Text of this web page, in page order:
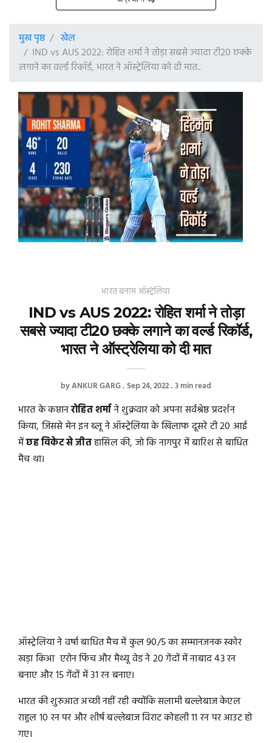
मुख पृष्ठ
खेल
IND vs AUS 2022: रोहित शर्मा ने तोड़ा सबसे ज्यादा टी20 छक्के
लगाने का वर्ल्ड रिकॉर्ड, भारत ने ऑस्ट्रेलिया को दी मात..
भारत बनाम ऑस्ट्रेलिया
IND vs AUS 2022: रोहित शर्मा ने तोड़ा
सबसे ज्यादा टी20 छक्के लगाने का वर्ल्ड रिकॉर्ड,
भारत ने ऑस्ट्रेलिया को दी मात
byANKUR GARG Sep 24, 2022 3 min read
भारत के कप्तानरोहित शर्माने शुक्रवार को अपना सर्वश्रेष्ठ प्रदर्शन
किया, जिससे मेन इन ब्लू ने ऑस्ट्रेलिया के खिलाफ दूसरे टी 20 आई
मेंछह विकेट से जीतहासिल की, जो कि नागपुर में बारिश से बाधित
मैच था।
ऑस्ट्रेलिया ने वर्षा बाधित मैच में कुल 90/5 का सम्मानजनक स्कोर
खड़ा किआ एरोन फिंच और मैथ्यू वेड ने 20 गेंदों में नाबाद 43 रन
बनाए और 15 गेंदों में 31 रन बनाए।
भारत की शुरुआत अच्छी नहीं रही क्योंकि सलामी बल्लेबाज केएल
राहुल 10 रन पर और शीर्ष बल्लेबाज विराट कोहली 11 रन पर आउट हो
गए।